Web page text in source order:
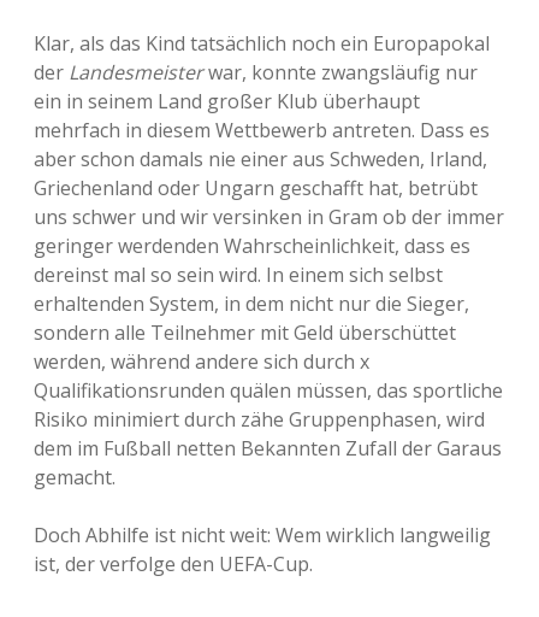
Klar, als das Kind tatsächlich noch ein Europapokal
der Landesmeisterwar, konnte zwangsläufig nur
ein in seinem Land großer Klub überhaupt
mehrfach in diesem Wettbewerb antreten. Dass es
aber schon damals nie einer aus Schweden, Irland,
Griechenland oder Ungarn geschafft hat, betrübt
uns schwer und wir versinken in Gram ob der immer
geringer werdenden Wahrscheinlichkeit, dass es
dereinst mal so sein wird. In einem sich selbst
erhaltenden System, in dem nicht nur die Sieger,
sondern alle Teilnehmer mit Geld überschüttet
werden, während andere sich durch x
Qualifikationsrunden quälen müssen, das sportliche
Risiko minimiert durch zähe Gruppenphasen, wird
dem im Fußball netten Bekannten Zufall der Garaus
gemacht.
Doch Abhilfe ist nicht weit: Wem wirklich langweilig
ist, der verfolge den UEFA-Cup.